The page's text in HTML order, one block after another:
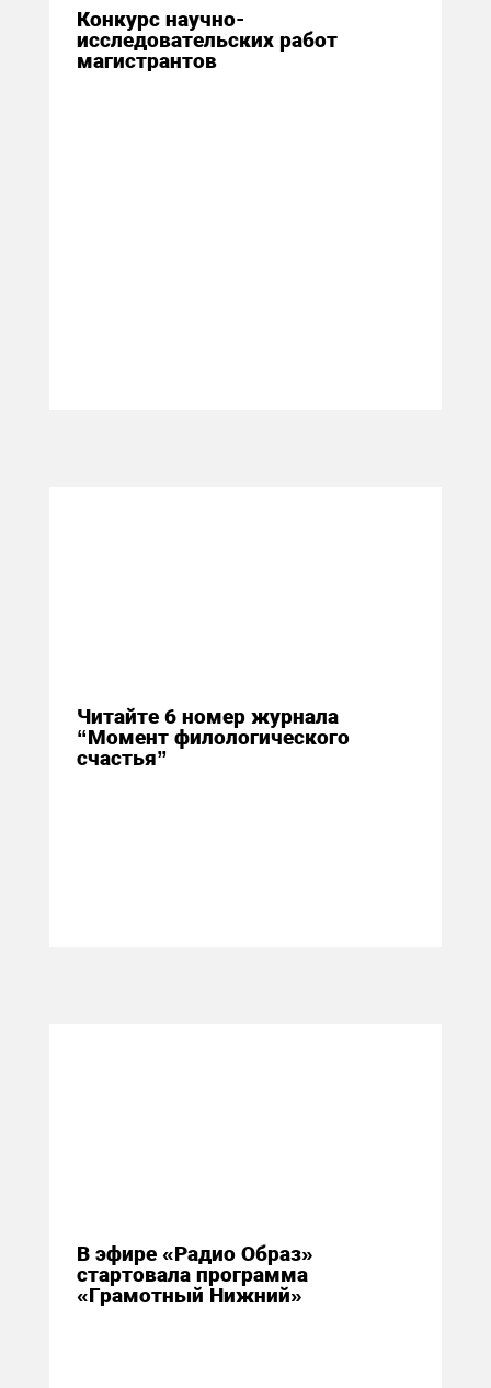
Конкурс научно-
исследовательских работ
магистрантов
Читайте 6 номер журнала
“Момент филологического
счастья”
В эфире «Радио Образ»
стартовала программа
«Грамотный Нижний»